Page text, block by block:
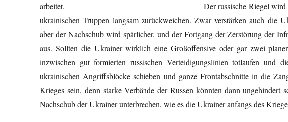
arbeitet. Der russische Riegel wird immer enger
ukrainischen Truppen langsam zurückweichen. Zwar verstärken auch die
aber der Nachschub wird spärlicher, und der Fortgang der Zerstörung der
aus. Sollten die Ukrainer wirklich eine Großoffensive oder gar zwei
inzwischen gut formierten russischen Verteidigungslinien totlaufen und
ukrainischen Angriffsblöcke schieben und ganze Frontabschnitte in die
Krieges sein, denn starke Verbände der Russen könnten dann
Nachschub der Ukrainer unterbrechen, wie es die Ukrainer anfangs des